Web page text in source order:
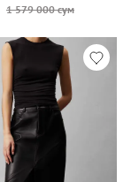
1 579 000 сум